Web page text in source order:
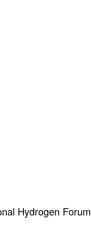
Hydrogen Forum